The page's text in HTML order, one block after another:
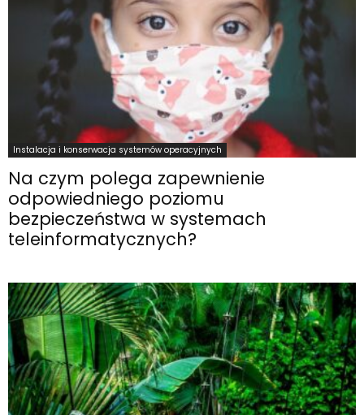
Instalacja i konserwacja systemów operacyjnych
Na czym polega zapewnienie
odpowiedniego poziomu
bezpieczeństwa w systemach
teleinformatycznych?